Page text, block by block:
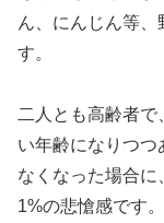
ん、にんじん等、
す。
二人とも高齢者
い年齢になりつつ
なくなった場合に
1%の悲愴感です。